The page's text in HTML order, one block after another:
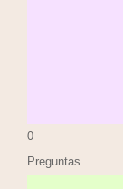
0
Preguntas